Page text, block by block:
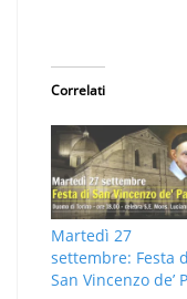
Correlati
Martedì 27
settembre: Festa
San Vincenzo de’